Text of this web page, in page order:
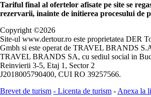
Tariful final al ofertelor afisate pe site se
rezervarii, inainte de initierea procesului de
Copyright ©2026
Site-ul www.dertour.ro este proprietatea DER
Gmbh si este operat de TRAVEL BRANDS
TRAVEL BRANDS SA, cu sediul social in
Reinvierii 3-5, Etaj 1, Sector 2
J2018005790400, CUI RO 39257566.
Brevet de turism - Licenta de turism - Anexa la